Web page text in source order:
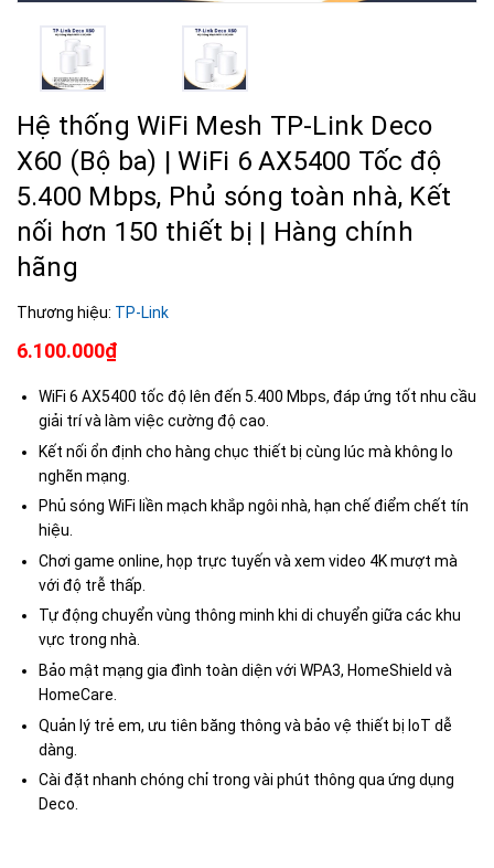
Hệ thống WiFi Mesh TP-Link Deco
X60 (Bộ ba) | WiFi 6 AX5400 Tốc độ
5.400 Mbps, Phủ sóng toàn nhà, Kết
nối hơn 150 thiết bị | Hàng chính
hãng
Thương hiệu: TP-Link
6.100.000₫
WiFi 6 AX5400 tốc độ lên đến 5.400 Mbps, đáp ứng tốt nhu cầu
giải trí và làm việc cường độ cao.
Kết nối ổn định cho hàng chục thiết bị cùng lúc mà không lo
nghẽn mạng.
Phủ sóng WiFi liền mạch khắp ngôi nhà, hạn chế điểm chết tín
hiệu.
Chơi game online, họp trực tuyến và xem video 4K mượt mà
với độ trễ thấp.
Tự động chuyển vùng thông minh khi di chuyển giữa các khu
vực trong nhà.
Bảo mật mạng gia đình toàn diện với WPA3, HomeShield và
HomeCare.
Quản lý trẻ em, ưu tiên băng thông và bảo vệ thiết bị IoT dễ
dàng.
Cài đặt nhanh chóng chỉ trong vài phút thông qua ứng dụng
Deco.